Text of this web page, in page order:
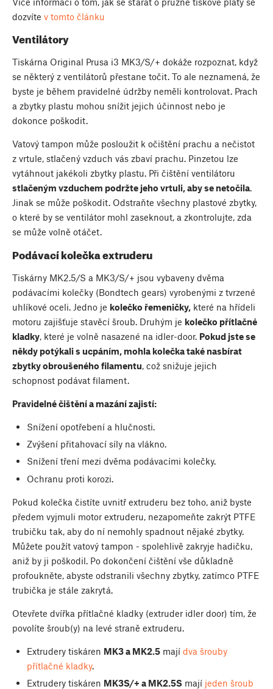
dozvíte v tomto článku
Ventilátory
Tiskárna Original Prusa i3 MK3/S/+ dokáže rozpoznat, když
se některý z ventilátorů přestane točit. To ale neznamená, že
byste je během pravidelné údržby neměli kontrolovat. Prach
a zbytky plastu mohou snížit jejich účinnost nebo je
dokonce poškodit.
Vatový tampon může posloužit k očištění prachu a nečistot
z vrtule, stlačený vzduch vás zbaví prachu. Pinzetou lze
vytáhnout jakékoli zbytky plastu. Při čištění ventilátoru
stlačeným vzduchem podržte jeho vrtuli, aby se netočila.
Jinak se může poškodit. Odstraňte všechny plastové zbytky,
o které by se ventilátor mohl zaseknout, a zkontrolujte, zda
se může volně otáčet.
Podávací kolečka extruderu
Tiskárny MK2.5/S a MK3/S/+ jsou vybaveny dvěma
podávacími kolečky (Bondtech gears) vyrobenými z tvrzené
uhlíkové oceli. Jedno je kolečko řemeničky, které na hřídeli
motoru zajišťuje stavěcí šroub. Druhým je kolečko přítlačné
kladky, které je volně nasazené na idler-door. Pokud jste se
někdy potýkali s ucpáním, mohla kolečka také nasbírat
zbytky obroušeného filamentu, což snižuje jejich
schopnost podávat filament.
Pravidelné čištění a mazání zajistí:
Snížení opotřebení a hlučnosti.
Zvýšení přitahovací síly na vlákno.
Snížení tření mezi dvěma podávacími kolečky.
Ochranu proti korozi.
Pokud kolečka čistíte uvnitř extruderu bez toho, aniž byste
předem vyjmuli motor extruderu, nezapomeňte zakrýt PTFE
trubičku tak, aby do ní nemohly spadnout nějaké zbytky.
Můžete použít vatový tampon - spolehlivě zakryje hadičku,
aniž by ji poškodil. Po dokončení čištění vše důkladně
profoukněte, abyste odstranili všechny zbytky, zatímco PTFE
trubička je stále zakrytá.
Otevřete dvířka přítlačné kladky (extruder idler door) tím, že
povolíte šroub(y) na levé straně extruderu.
Extrudery tiskáren MK3 a MK2.5mají dva šrouby
přítlačné kladky.
Extrudery tiskáren MK3S/+ a MK2.5Smají jeden šroub